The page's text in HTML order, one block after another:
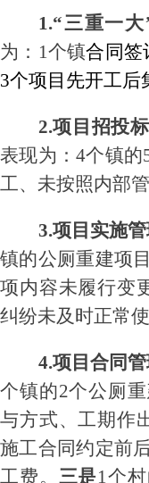
1.“三重一
为： 1个镇合同签
3个项目先开工后
2.项目招投
表现为：4个镇的
工、未按照内部
3.项目实施管
镇的公厕重建项
项内容未履行变
纠纷未及时正常
4.项目合同管
个镇的2个公厕
与方式、工期作
施工合同约定前
工费。 三是1个